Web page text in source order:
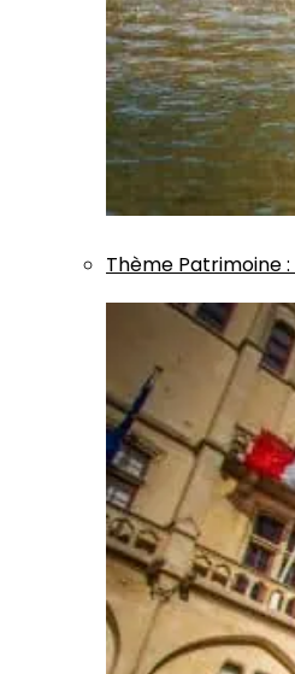
Thème Patrimoine: